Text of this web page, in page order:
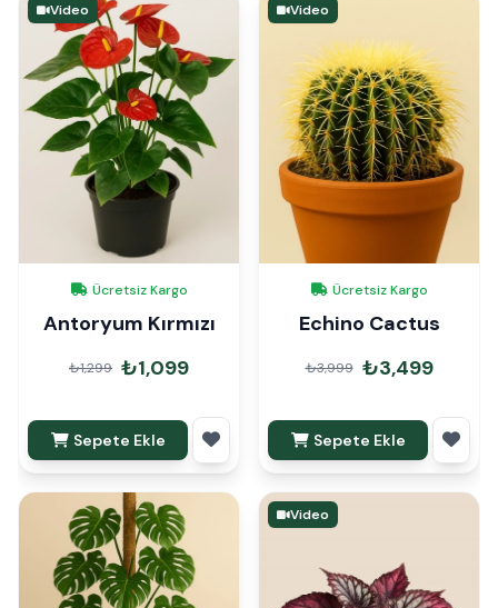
Video
Ücretsiz Kargo
Antoryum Kırmızı
₺1,299 ₺1,099
Sepete Ekle
Video
Ücretsiz Kargo
Echino Cactus
₺3,999 ₺3,499
Sepete Ekle
Video